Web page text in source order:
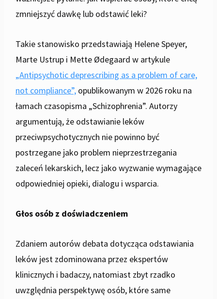
zmniejszyć dawkę lub odstawić leki?
Takie stanowisko przedstawiają Helene Speyer,
Marte Ustrup i Mette Ødegaard w artykule
„Antipsychotic deprescribing as a problem of care,
not compliance”, opublikowanym w 2026 roku na
łamach czasopisma „Schizophrenia”. Autorzy
argumentują, że odstawianie leków
przeciwpsychotycznych nie powinno być
postrzegane jako problem nieprzestrzegania
zaleceń lekarskich, lecz jako wyzwanie wymagające
odpowiedniej opieki, dialogu i wsparcia.
Głos osób z doświadczeniem
Zdaniem autorów debata dotycząca odstawiania
leków jest zdominowana przez ekspertów
klinicznych i badaczy, natomiast zbyt rzadko
uwzględnia perspektywę osób, które same